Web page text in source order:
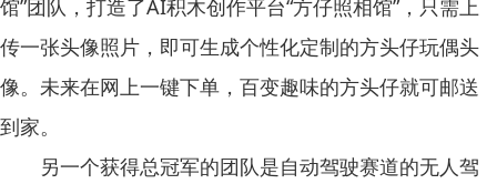
馆”团队，打造了AI积木创作平台“方仔照相馆”，只需上
传一张头像照片，即可生成个性化定制的方头仔玩偶头
像。未来在网上一键下单，百变趣味的方头仔就可邮送
到家。
另一个获得总冠军的团队是自动驾驶赛道的无人驾